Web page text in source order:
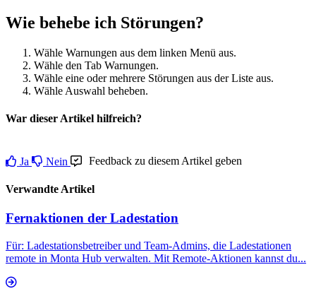
Wie behebe ich Störungen?
Wähle Warnungen aus dem linken Menü aus.
Wähle den Tab Warnungen.
Wähle eine oder mehrere Störungen aus der Liste aus.
Wähle Auswahl beheben.
War dieser Artikel hilfreich?
Ja Nein Feedback zu diesem Artikel geben
Verwandte Artikel
Fernaktionen der Ladestation
Für: Ladestationsbetreiber und Team-Admins, die Ladestationen
remote in Monta Hub verwalten. Mit Remote-Aktionen kannst du...